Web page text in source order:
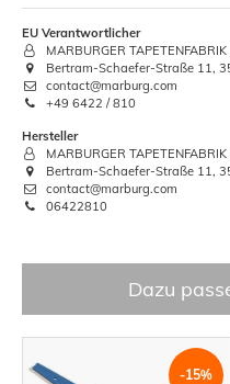
EU Verantwortlicher
MARBURGER
Bertram-Schaefer-Straße 11,
contact@marburg.com
+49 6422 / 810
Hersteller
MARBURGER
Bertram-Schaefer-Straße 11,
contact@marburg.com
06422810
Dazu
-15%